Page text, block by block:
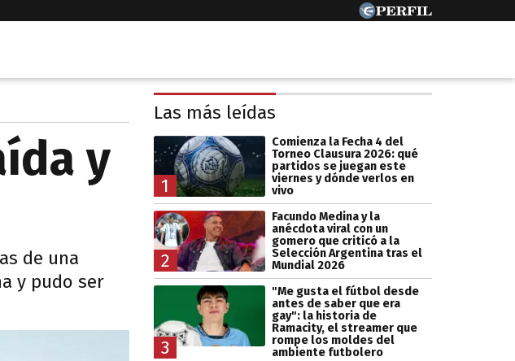
y
de una
y pudo ser
Las más leídas
1
Comienza la Fecha 4 del
Torneo Clausura 2026: qué
partidos se juegan este
viernes y dónde verlos en
vivo
2
Facundo Medina y la
anécdota viral con un
gomero que criticó a la
Selección Argentina tras el
Mundial 2026
3
"Me gusta el fútbol desde
antes de saber que era
gay": la historia de
Ramacity, el streamer que
rompe los moldes del
ambiente futbolero